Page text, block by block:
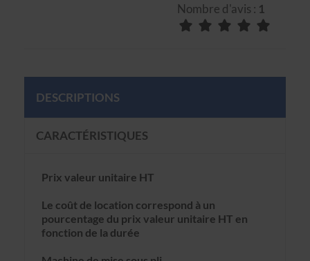
Nombre d'avis : 1
DESCRIPTIONS
CARACTÉRISTIQUES
Prix valeur unitaire HT
Le coût de location correspond à un
pourcentage du prix valeur unitaire HT en
fonction de la durée